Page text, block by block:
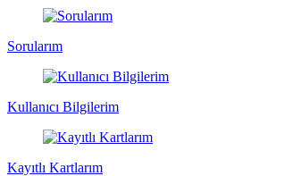
Sorularım
Kullanıcı Bilgilerim
Kayıtlı Kartlarım